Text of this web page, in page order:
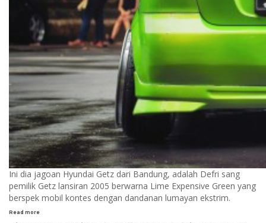
Ini dia jagoan Hyundai Getz dari Bandung, adalah Defri sang
pemilik Getz lansiran 2005 berwarna Lime Expensive Green yang
berspek mobil kontes dengan dandanan lumayan ekstrim.
Read more